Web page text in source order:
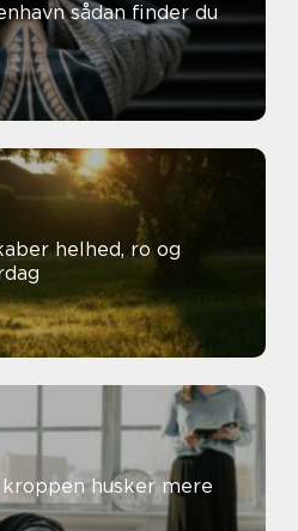
finder du
helhed, ro og